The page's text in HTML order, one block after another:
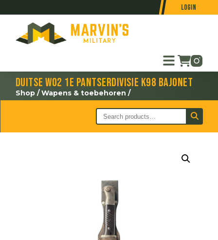
Login
Duitse WO2 1e Pantserdivisie K98 bajonet
Shop /Wapens & toebehoren /